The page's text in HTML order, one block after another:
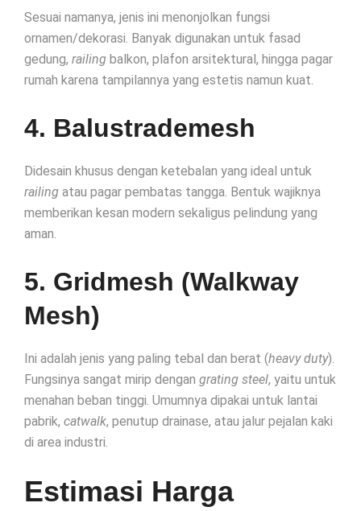
Sesuai namanya, jenis ini menonjolkan fungsi
ornamen/dekorasi. Banyak digunakan untuk fasad
gedung, railing balkon, plafon arsitektural, hingga pagar
rumah karena tampilannya yang estetis namun kuat.
4. Balustrademesh
Didesain khusus dengan ketebalan yang ideal untuk
railing atau pagar pembatas tangga. Bentuk wajiknya
memberikan kesan modern sekaligus pelindung yang
aman.
5. Gridmesh (Walkway
Mesh)
Ini adalah jenis yang paling tebal dan berat (heavy duty).
Fungsinya sangat mirip dengan grating steel, yaitu untuk
menahan beban tinggi. Umumnya dipakai untuk lantai
pabrik, catwalk, penutup drainase, atau jalur pejalan kaki
di area industri.
Estimasi Harga